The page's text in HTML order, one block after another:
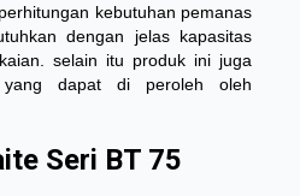
kebutuhan pemanas
dengan jelas kapasitas
selain itu produk ini juga
dapat di peroleh oleh
Seri BT 75